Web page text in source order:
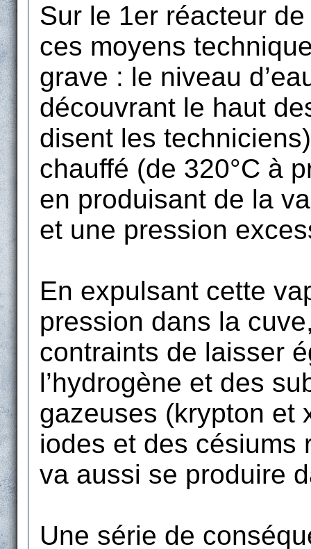
Sur le 1er réacteur
ces moyens
grave : le niveau
découvrant le haut
disent les
chauffé (de 320°C à
en produisant de la
et une pression
En expulsant cette
pression dans la
contraints de laisser
l’hydrogène et des
gazeuses (krypton et
iodes et des césiums
va aussi se produire
Une série de